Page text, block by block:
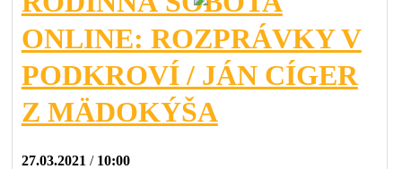
ONLINE: ROZPRÁVKY V
PODKROVÍ / JÁN CÍGER
Z MÄDOKÝŠA
27.03.2021/ 10:00